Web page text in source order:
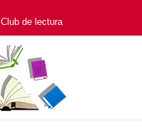
Club de lectura